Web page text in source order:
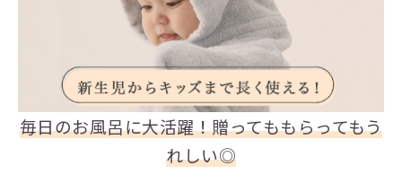
毎日のお風呂に大活躍！贈ってももらってもう
れしい◎